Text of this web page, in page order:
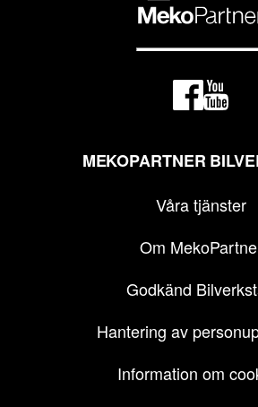
MEKOPARTNER
Våra tjänster
Om
Godkänd
Hantering av
Information om